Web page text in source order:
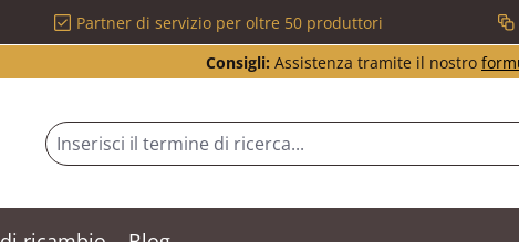
Partner di servizio per oltre 50 produttori
Consigli: Assistenza tramite il nostro